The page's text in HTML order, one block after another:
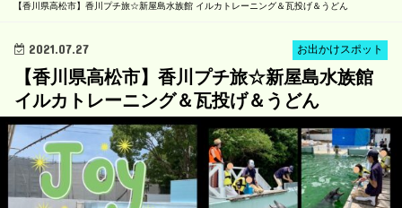
【香川県高松市】香川プチ旅☆新屋島水族館 イルカトレーニング＆瓦投げ＆うどん
お出かけスポット
2021.07.27
【香川県高松市】香川プチ旅☆新屋島水族館
イルカトレーニング＆瓦投げ＆うどん